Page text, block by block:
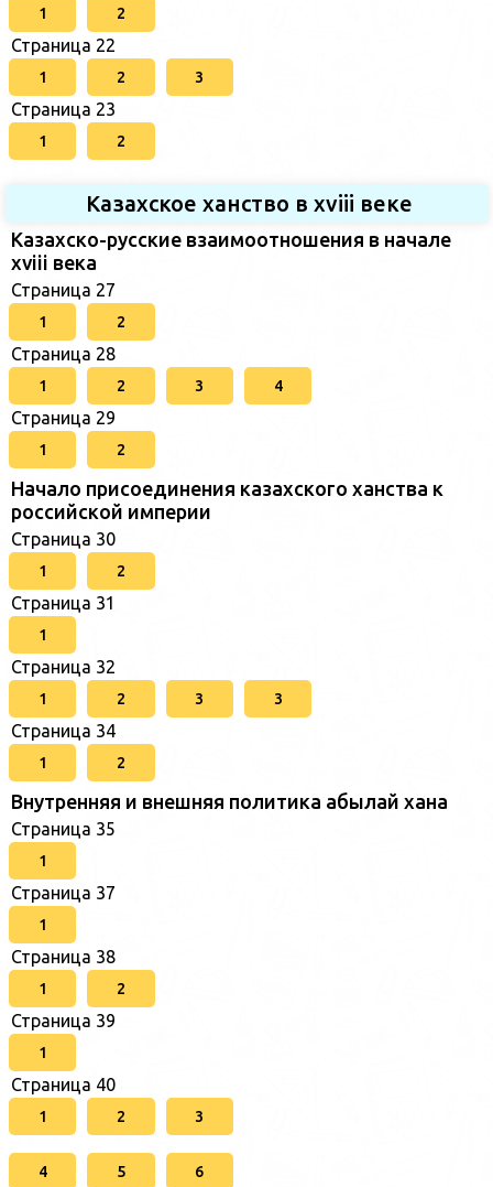
1 2
Страница 22
1 2 3
Страница 23
1 2
Казахское ханство в хviii веке
Казахско-русские взаимоотношения в начале
xviii века
Страница 27
1 2
Страница 28
1 2 3 4
Страница 29
1 2
Начало присоединения казахского ханства к
российской империи
Страница 30
1 2
Страница 31
1
Страница 32
1 2 3 3
Страница 34
1 2
Внутренняя и внешняя политика абылай хана
Страница 35
1
Страница 37
1
Страница 38
1 2
Страница 39
1
Страница 40
1 2 3
4 5 6